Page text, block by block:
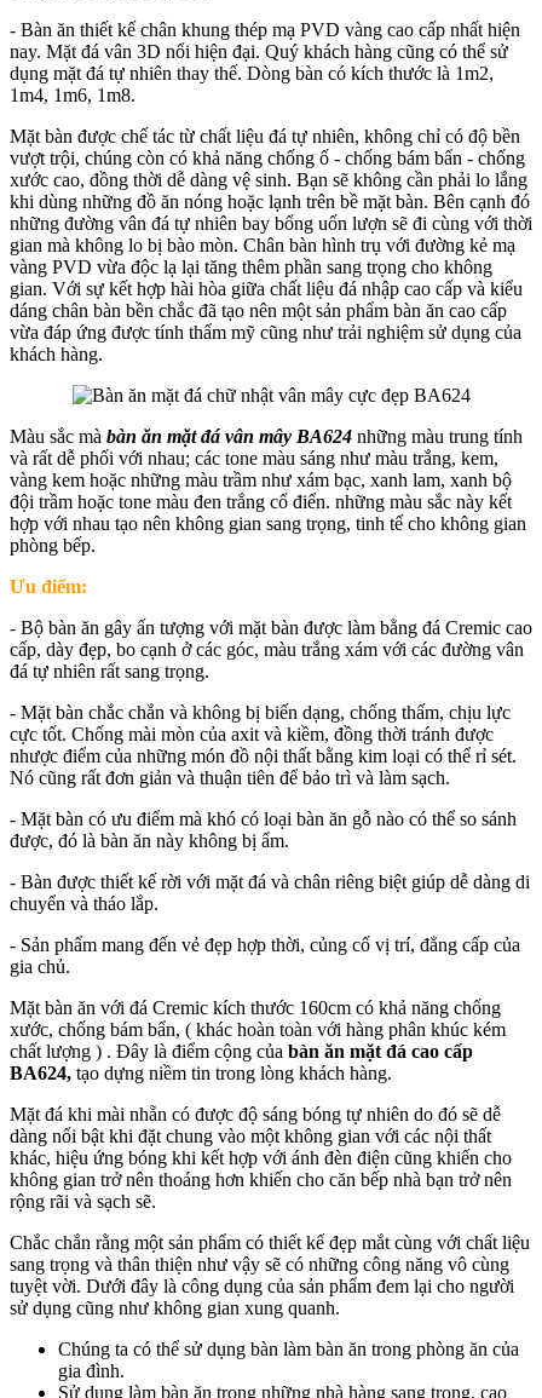
- Bàn ăn thiết kế chân khung thép mạ PVD vàng cao cấp nhất hiện
nay. Mặt đá vân 3D nổi hiện đại. Quý khách hàng cũng có thể sử
dụng mặt đá tự nhiên thay thế. Dòng bàn có kích thước là 1m2,
1m4, 1m6, 1m8.
Mặt bàn được chế tác từ chất liệu đá tự nhiên, không chỉ có độ bền
vượt trội, chúng còn có khả năng chống ố - chống bám bẩn - chống
xước cao, đồng thời dễ dàng vệ sinh. Bạn sẽ không cần phải lo lắng
khi dùng những đồ ăn nóng hoặc lạnh trên bề mặt bàn. Bên cạnh đó
những đường vân đá tự nhiên bay bổng uốn lượn sẽ đi cùng với thời
gian mà không lo bị bào mòn. Chân bàn hình trụ với đường kẻ mạ
vàng PVD vừa độc lạ lại tăng thêm phần sang trọng cho không
gian. Với sự kết hợp hài hòa giữa chất liệu đá nhập cao cấp và kiểu
dáng chân bàn bền chắc đã tạo nên một sản phẩm bàn ăn cao cấp
vừa đáp ứng được tính thẩm mỹ cũng như trải nghiệm sử dụng của
khách hàng.
Màu sắc mà bàn ăn mặt đá vân mây BA624 những màu trung tính
và rất dễ phối với nhau; các tone màu sáng như màu trắng, kem,
vàng kem hoặc những màu trầm như xám bạc, xanh lam, xanh bộ
đội trầm hoặc tone màu đen trắng cổ điển. những màu sắc này kết
hợp với nhau tạo nên không gian sang trọng, tinh tế cho không gian
phòng bếp.
Ưu điểm:
- Bộ bàn ăn gây ấn tượng với mặt bàn được làm bằng đá Cremic cao
cấp, dày đẹp, bo cạnh ở các góc, màu trắng xám với các đường vân
đá tự nhiên rất sang trọng.
- Mặt bàn chắc chắn và không bị biến dạng, chống thấm, chịu lực
cực tốt. Chống mài mòn của axit và kiềm, đồng thời tránh được
nhược điểm của những món đồ nội thất bằng kim loại có thể rỉ sét.
Nó cũng rất đơn giản và thuận tiên để bảo trì và làm sạch.
- Mặt bàn có ưu điểm mà khó có loại bàn ăn gỗ nào có thể so sánh
được, đó là bàn ăn này không bị ẩm.
- Bàn được thiết kế rời với mặt đá và chân riêng biệt giúp dễ dàng di
chuyển và tháo lắp.
- Sản phẩm mang đến vẻ đẹp hợp thời, củng cố vị trí, đẳng cấp của
gia chủ.
Mặt bàn ăn với đá Cremic kích thước 160cm có khả năng chống
xước, chống bám bẩn, ( khác hoàn toàn với hàng phân khúc kém
chất lượng ) . Đây là điểm cộng của bàn ăn mặt đá cao cấp
BA624, tạo dựng niềm tin trong lòng khách hàng.
Mặt đá khi mài nhẵn có được độ sáng bóng tự nhiên do đó sẽ dễ
dàng nổi bật khi đặt chung vào một không gian với các nội thất
khác, hiệu ứng bóng khi kết hợp với ánh đèn điện cũng khiến cho
không gian trở nên thoáng hơn khiến cho căn bếp nhà bạn trở nên
rộng rãi và sạch sẽ.
Chắc chắn rằng một sản phẩm có thiết kế đẹp mắt cùng với chất liệu
sang trọng và thân thiện như vậy sẽ có những công năng vô cùng
tuyệt vời. Dưới đây là công dụng của sản phẩm đem lại cho người
sử dụng cũng như không gian xung quanh.
Chúng ta có thể sử dụng bàn làm bàn ăn trong phòng ăn của
gia đình.
Sử dụng làm bàn ăn trong những nhà hàng sang trọng, cao